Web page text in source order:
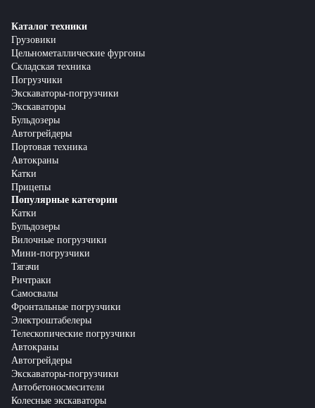
Каталог техники
Грузовики
Цельнометаллические фургоны
Складская техника
Погрузчики
Экскаваторы-погрузчики
Экскаваторы
Бульдозеры
Автогрейдеры
Портовая техника
Автокраны
Катки
Прицепы
Популярные категории
Катки
Бульдозеры
Вилочные погрузчики
Мини-погрузчики
Тягачи
Ричтраки
Самосвалы
Фронтальные погрузчики
Электроштабелеры
Телескопические погрузчики
Автокраны
Автогрейдеры
Экскаваторы-погрузчики
Автобетоносмесители
Колесные экскаваторы